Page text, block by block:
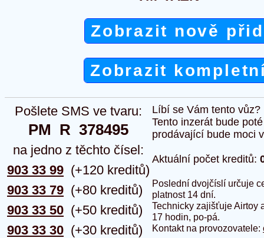
Zobrazit nově
Zobrazit
Pošlete SMS ve tvaru:
PM  R  378495
na jedno z těchto čísel:
903 33 99
903 33 79
903 33 50
903 33 30
(+120 kreditů)
(+80 kreditů)
(+50 kreditů)
(+30 kreditů)
Líbí se Vám tento
Tento inzerát bude
prodávající bude moci
Aktuální počet kreditů:
Poslední dvojčíslí určuje
platnost 14 dní.
Technicky zajišťuje Airtoy
17 hodin, po-pá.
Kontakt na provozovatele: